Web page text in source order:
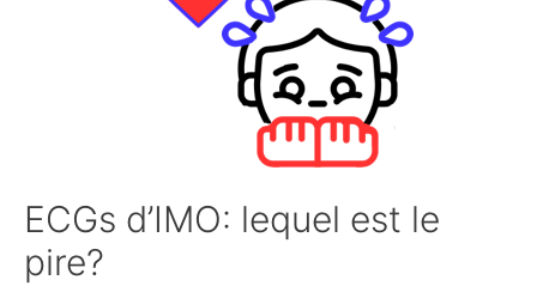
ECGs d’IMO: lequel est le
pire?